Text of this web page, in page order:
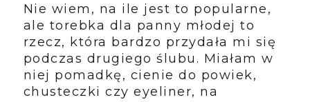
Nie wiem, na ile jest to popularne,
ale torebka dla panny młodej to
rzecz, która bardzo przydała mi się
podczas drugiego ślubu. Miałam w
niej pomadkę, cienie do powiek,
chusteczki czy eyeliner, na